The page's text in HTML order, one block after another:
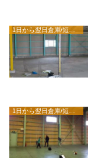
1日から翌日倉庫/短期 ステージクリエイターブログ